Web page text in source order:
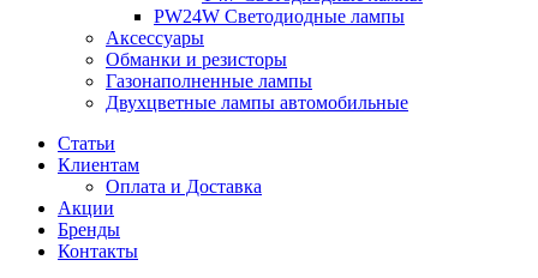
PW24W Светодиодные лампы
Аксессуары
Обманки и резисторы
Газонаполненные лампы
Двухцветные лампы автомобильные
Статьи
Клиентам
Оплата и Доставка
Акции
Бренды
Контакты